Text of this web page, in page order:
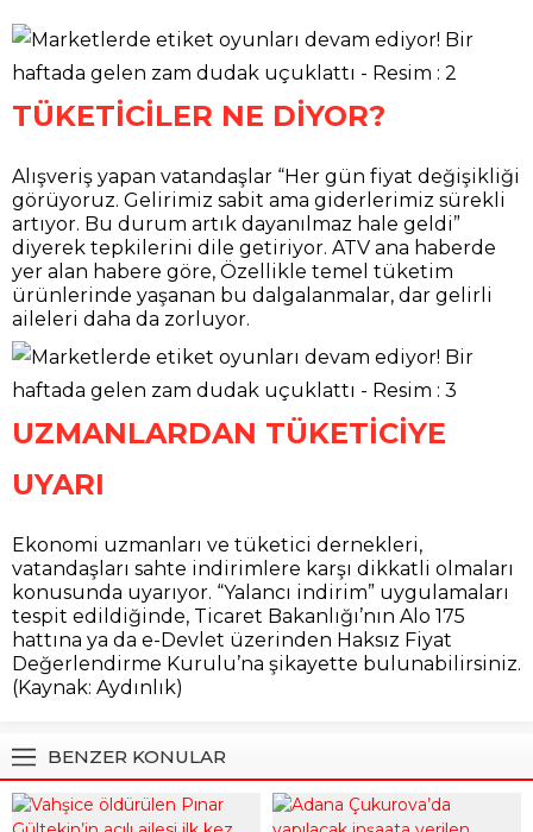
TÜKETİCİLER NE DİYOR?
Alışveriş yapan vatandaşlar “Her gün fiyat değişikliği
görüyoruz. Gelirimiz sabit ama giderlerimiz sürekli
artıyor. Bu durum artık dayanılmaz hale geldi”
diyerek tepkilerini dile getiriyor. ATV ana haberde
yer alan habere göre, Özellikle temel tüketim
ürünlerinde yaşanan bu dalgalanmalar, dar gelirli
aileleri daha da zorluyor.
UZMANLARDAN TÜKETİCİYE
UYARI
Ekonomi uzmanları ve tüketici dernekleri,
vatandaşları sahte indirimlere karşı dikkatli olmaları
konusunda uyarıyor. “Yalancı indirim” uygulamaları
tespit edildiğinde, Ticaret Bakanlığı’nın Alo 175
hattına ya da e-Devlet üzerinden Haksız Fiyat
Değerlendirme Kurulu’na şikayette bulunabilirsiniz.
(Kaynak: Aydınlık)
BENZER KONULAR